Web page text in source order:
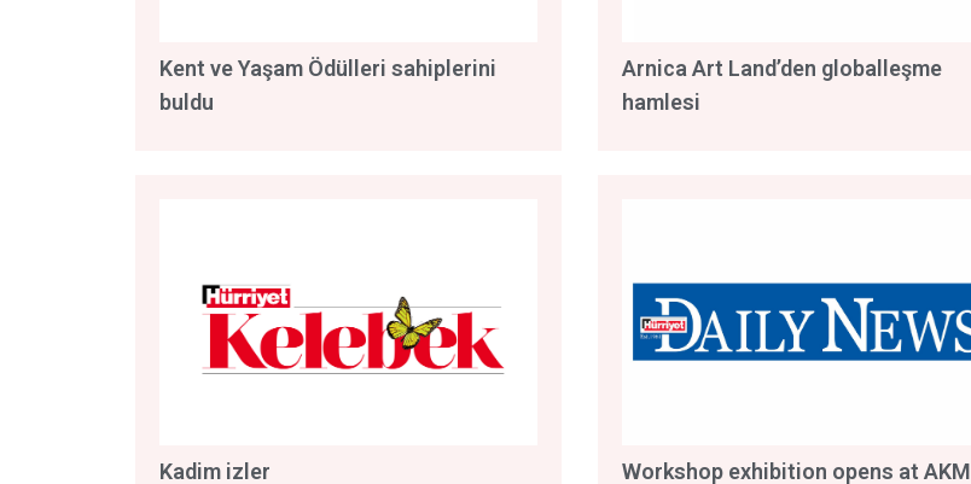
Kent ve Yaşam Ödülleri sahiplerini
buldu
Arnica Art Land’den globalleşme
hamlesi
Kadim izler Workshop exhibition opens at AKM